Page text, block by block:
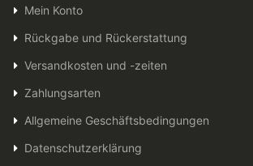
Mein Konto
Rückgabe und Rückerstattung
Versandkosten und -zeiten
Zahlungsarten
Allgemeine Geschäftsbedingungen
Datenschutzerklärung